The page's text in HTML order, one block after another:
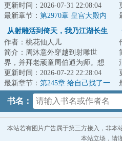
可看穿无数弟子资质与缺陷；收
徒圣阶资质弟子...
更新时间：2026-07-31 22:08:04
最新章节： 第2970章 皇宫大殿内
的夜空
从射雕活到倚天，我乃江湖长生
仙
作者：桃花仙人儿
简介：周沐意外穿越到射雕世
界，并拜老顽童周伯通为师。想
到恩师寄人篱下，还在饱经苦难
的他，毅然决然的...
更新时间：2026-07-22 22:28:04
最新章节： 第245章 给自己找了一
个风水宝地
书名：
本站若有图片广告属于第三方接入，非本
本站立场，请